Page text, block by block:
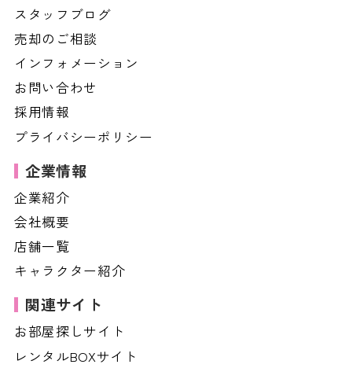
スタッフブログ
売却のご相談
インフォメーション
お問い合わせ
採用情報
プライバシーポリシー
企業情報
企業紹介
会社概要
店舗一覧
キャラクター紹介
関連サイト
お部屋探しサイト
レンタルBOXサイト